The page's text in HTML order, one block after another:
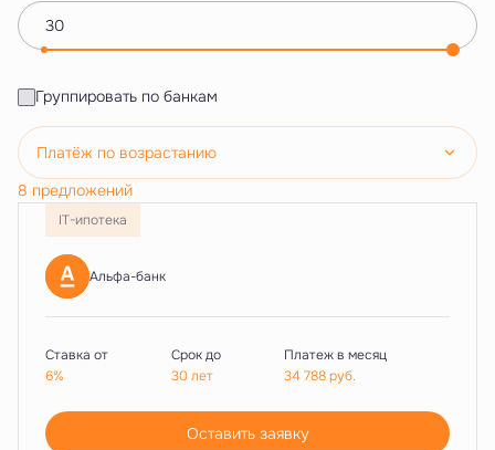
Группировать по банкам
Платёж по возрастанию
8 предложений
IT-ипотека
Альфа-банк
Ставка от
6%
Срок до
30 лет
Платеж в месяц
34 788руб.
Оставить заявку